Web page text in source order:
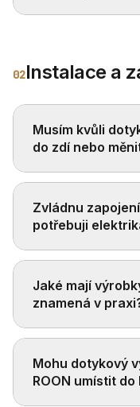
02Instalace a
Musím kvůli
do zdí nebo
Zvládnu
potřebuji
Jaké mají
znamená v
Mohu dotykový
ROON umístit